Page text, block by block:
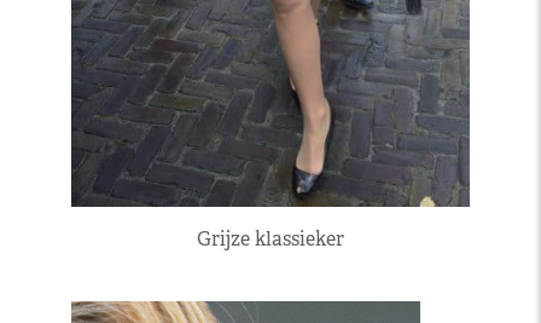
Grijze klassieker